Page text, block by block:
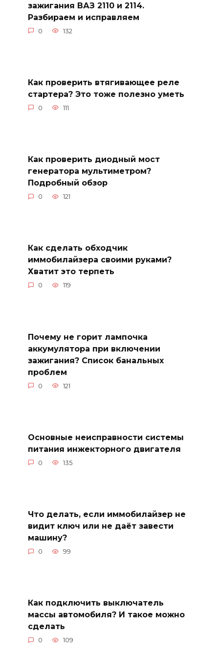
зажигания ВАЗ 2110 и 2114.
Разбираем и исправляем
0 132
Как проверить втягивающее реле
стартера? Это тоже полезно уметь
0 111
Как проверить диодный мост
генератора мультиметром?
Подробный обзор
0 121
Как сделать обходчик
иммобилайзера своими руками?
Хватит это терпеть
0 119
Почему не горит лампочка
аккумулятора при включении
зажигания? Список банальных
проблем
0 121
Основные неисправности системы
питания инжекторного двигателя
0 135
Что делать, если иммобилайзер не
видит ключ или не даёт завести
машину?
0 99
Как подключить выключатель
массы автомобиля? И такое можно
сделать
0 109